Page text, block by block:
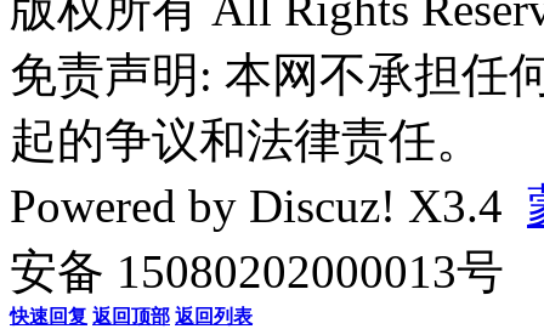
免责声明: 本网不承担任
起的争议和法律责任。
Powered by Discuz! X3.4
安备 15080202000013号
快速回复 返回顶部 返回列表